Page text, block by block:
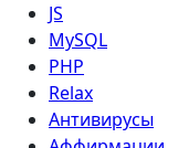
JS
MySQL
PHP
Relax
Антивирусы